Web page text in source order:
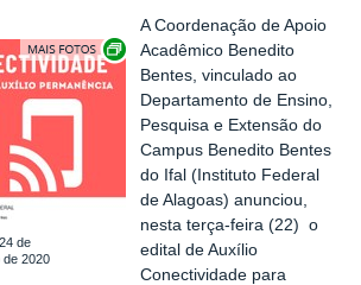
Exibir carrossel de imagens
de
de 2020
A Coordenação de Apoio
Acadêmico Benedito
Bentes, vinculado ao
Departamento de Ensino,
Pesquisa e Extensão do
Campus Benedito Bentes
do Ifal (Instituto Federal
de Alagoas) anunciou,
nesta terça-feira (22) o
edital de Auxílio
Conectividade para